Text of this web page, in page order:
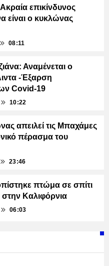
επικίνδυνος
είναι ο κυκλώνας
08:11
Αναμένεται ο
-Έξαρση
Covid-19
10:22
απειλεί τις Μπαχάμες
πέρασμα του
23:46
πτώμα σε σπίτι
Καλιφόρνια
06:03